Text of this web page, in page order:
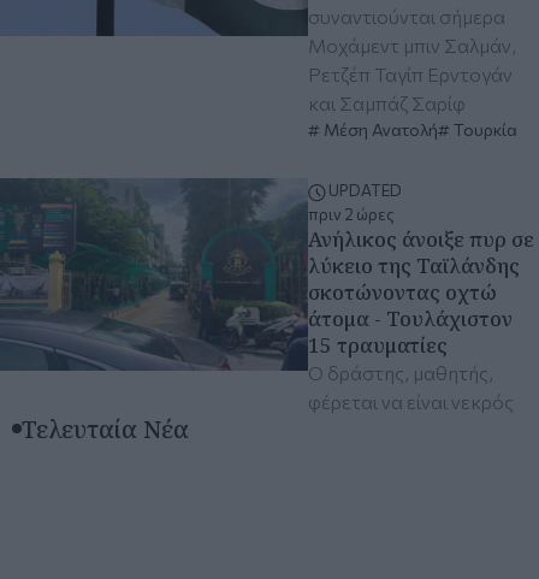
συναντιούνται σήμερα
Μοχάμεντ μπιν Σαλμάν,
Ρετζέπ Ταγίπ Ερντογάν
και Σαμπάζ Σαρίφ
Μέση Ανατολή Τουρκία
UPDATED
πριν 2 ώρες
Ανήλικος άνοιξε πυρ σε
λύκειο της Ταϊλάνδης
σκοτώνοντας οχτώ
άτομα - Τουλάχιστον
15 τραυματίες
Ο δράστης, μαθητής,
φέρεται να είναι νεκρός
Τελευταία Νέα